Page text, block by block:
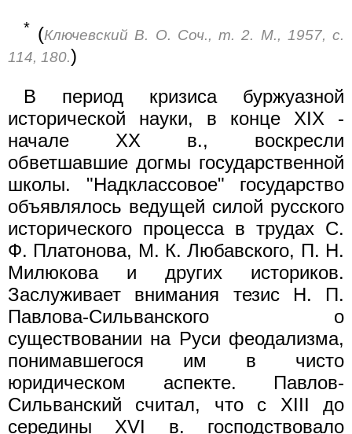
* (Ключевский В. О. Соч., т. 2. М., 1957, с.
114, 180.)
В период кризиса буржуазной
исторической науки, в конце XIX -
начале XX в., воскресли
обветшавшие догмы государственной
школы. "Надклассовое" государство
объявлялось ведущей силой русского
исторического процесса в трудах С.
Ф. Платонова, М. К. Любавского, П. Н.
Милюкова и других историков.
Заслуживает внимания тезис Н. П.
Павлова-Сильванского о
существовании на Руси феодализма,
понимавшегося им в чисто
юридическом аспекте. Павлов-
Сильванский считал, что с XIII до
середины XVI в. господствовало